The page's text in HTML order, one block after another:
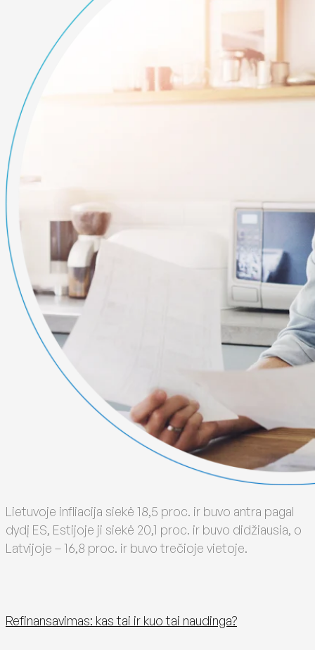
Lietuvoje infliacija siekė 18,5 proc. ir buvo antra pagal
dydį ES, Estijoje ji siekė 20,1 proc. ir buvo didžiausia, o
Latvijoje – 16,8 proc. ir buvo trečioje vietoje.
Refinansavimas: kas tai ir kuo tai naudinga?